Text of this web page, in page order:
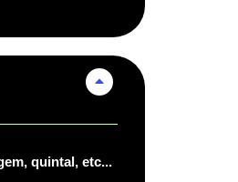
quintal, etc...